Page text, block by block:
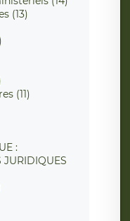
(13)
(11)
:
JURIDIQUES